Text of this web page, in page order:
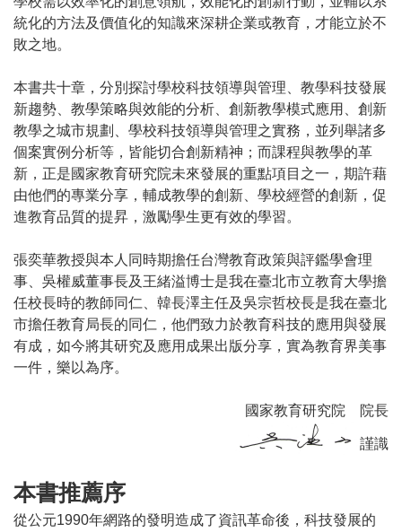
統化的方法及價值化的知識來深耕企業或教育，才能立於不
敗之地。
本書共十章，分別探討學校科技領導與管理、教學科技發展
新趨勢、教學策略與效能的分析、創新教學模式應用、創新
教學之城市規劃、學校科技領導與管理之實務，並列舉諸多
個案實例分析等，皆能切合創新精神；而課程與教學的革
新，正是國家教育研究院未來發展的重點項目之一，期許藉
由他們的專業分享，輔成教學的創新、學校經營的創新，促
進教育品質的提昇，激勵學生更有效的學習。
張奕華教授與本人同時期擔任台灣教育政策與評鑑學會理
事、吳權威董事長及王緒溢博士是我在臺北市立教育大學擔
任校長時的教師同仁、韓長澤主任及吳宗哲校長是我在臺北
市擔任教育局長的同仁，他們致力於教育科技的應用與發展
有成，如今將其研究及應用成果出版分享，實為教育界美事
一件，樂以為序。
國家教育研究院 院長
謹識
本書推薦序
從公元1990年網路的發明造成了資訊革命後，科技發展的